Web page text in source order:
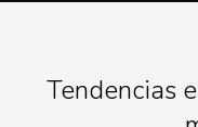
Tendencias